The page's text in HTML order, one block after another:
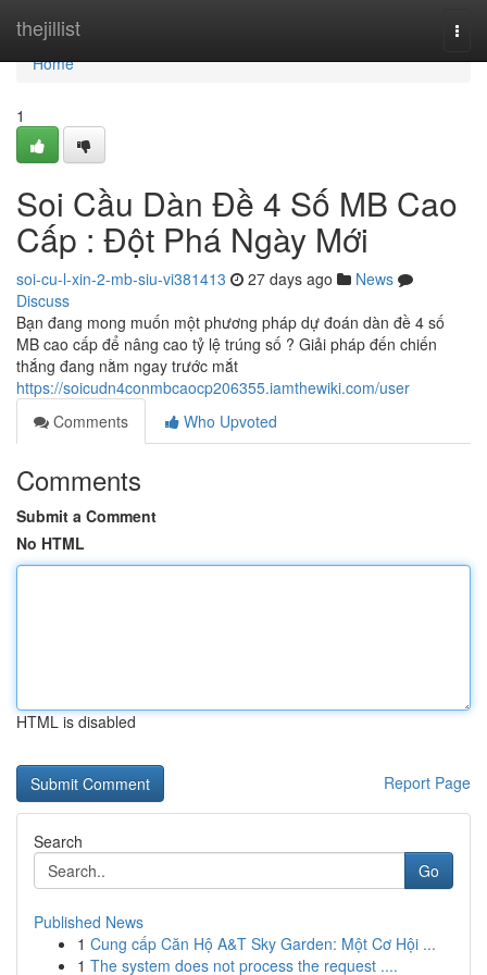
thejillist
Home
Home
1
Soi Cầu Dàn Đề 4 Số MB Cao
Cấp : Đột Phá Ngày Mới
soi-cu-l-xin-2-mb-siu-vi381413 27 days ago
News
Discuss
Bạn đang mong muốn một phương pháp dự đoán dàn đề 4 số
MB cao cấp để nâng cao tỷ lệ trúng số ? Giải pháp đến chiến
thắng đang nằm ngay trước mắt
https://soicudn4conmbcaocp206355.iamthewiki.com/user
Comments
Who Upvoted
Comments
Submit a Comment
No HTML
HTML is disabled
Report Page
Search
Go
Published News
1 Cung cấp Căn Hộ A&T Sky Garden: Một Cơ Hội ...
1 The system does not process the request ....